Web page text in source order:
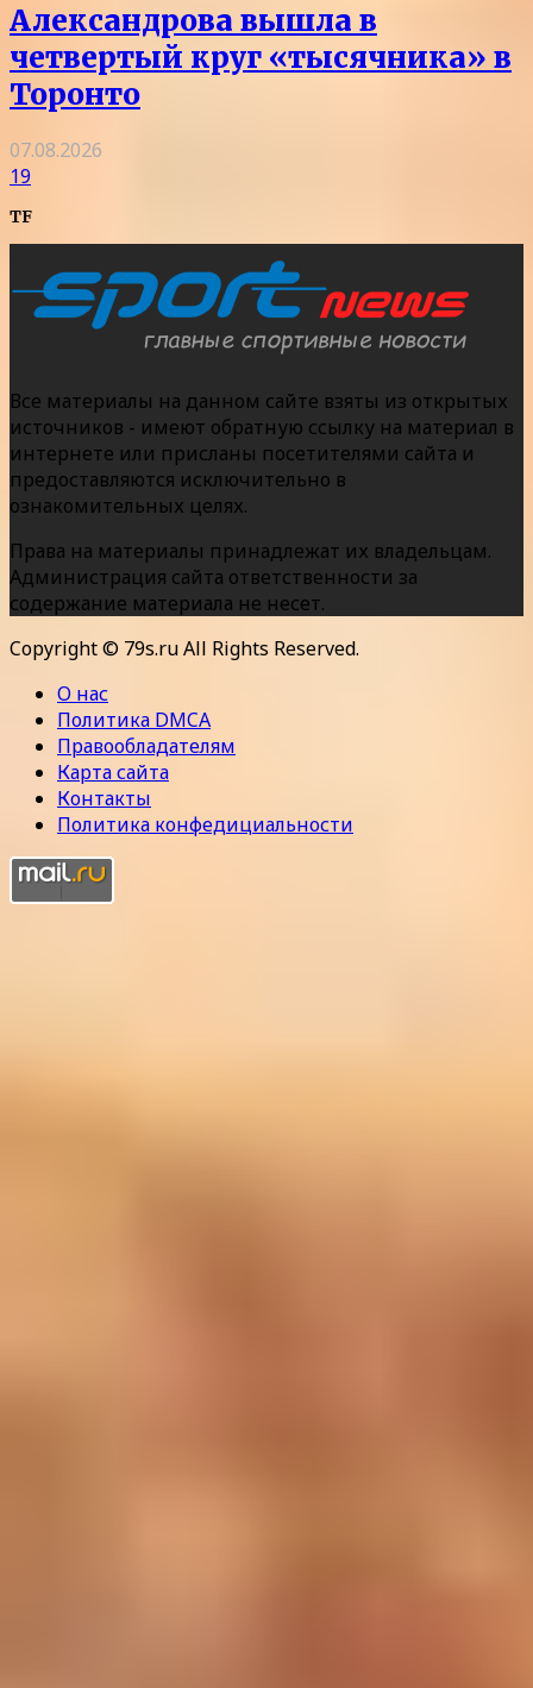
Александрова вышла в
четвертый круг «тысячника» в
Торонто
07.08.2026
19
TF
Все материалы на данном сайте взяты из открытых
источников - имеют обратную ссылку на материал в
интернете или присланы посетителями сайта и
предоставляются исключительно в
ознакомительных целях.
Права на материалы принадлежат их владельцам.
Администрация сайта ответственности за
содержание материала не несет.
Copyright © 79s.ru All Rights Reserved.
О нас
Политика DMCA
Правообладателям
Карта сайта
Контакты
Политика конфедициальности